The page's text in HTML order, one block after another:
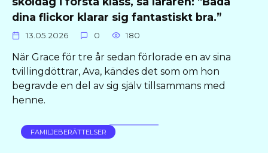
dina flickor klarar sig fantastiskt bra.”
13.05.2026 0 180
När Grace för tre år sedan förlorade en av sina
tvillingdöttrar, Ava, kändes det som om hon
begravde en del av sig själv tillsammans med
henne.
FAMILJEBERÄTTELSER